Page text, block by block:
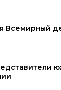
Всемирный